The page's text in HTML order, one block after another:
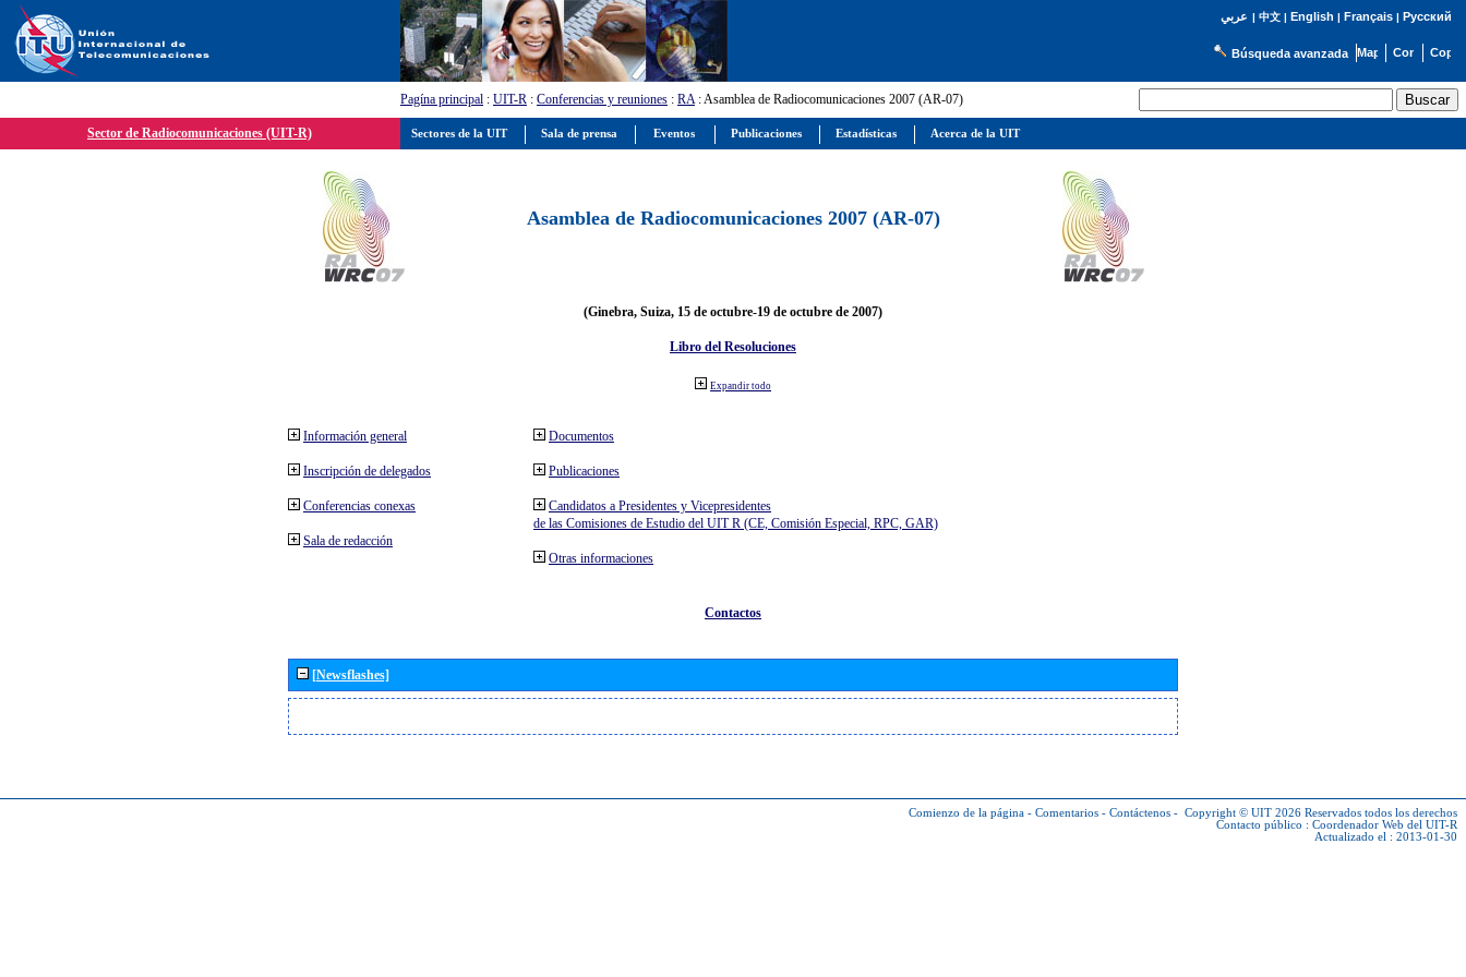
عربي | 中文| English | Français| Русский
Búsqueda avanzada
Pagína principal : UIT-R : Conferencias y reuniones : RA: Asamblea de Radiocomunicaciones 2007 (AR-07)
Sector de Radiocomunicaciones (UIT-R)
Asamblea de Radiocomunicaciones 2007 (AR-07)
(Ginebra, Suiza, 15 de octubre-19 de octubre de 2007)
Libro del Resoluciones
Expandir todo
Información general
Inscripción de delegados
Conferencias conexas
Sala de redacción
Documentos
Publicaciones
Candidatos a Presidentes y Vicepresidentes
de las Comisiones de Estudio del UIT R (CE, Comisión Especial, RPC, GAR)
Otras informaciones
Contactos
[Newsflashes]
Comienzo de la página - Comentarios - Contáctenos - Copyright © UIT 2026 Reservados todos los derechos
Contacto público : Coordenador Web del UIT-R
Actualizado el : 2013-01-30
Sectores de la UIT Sala de prensa Eventos Publicaciones Estadísticas Acerca de la UIT